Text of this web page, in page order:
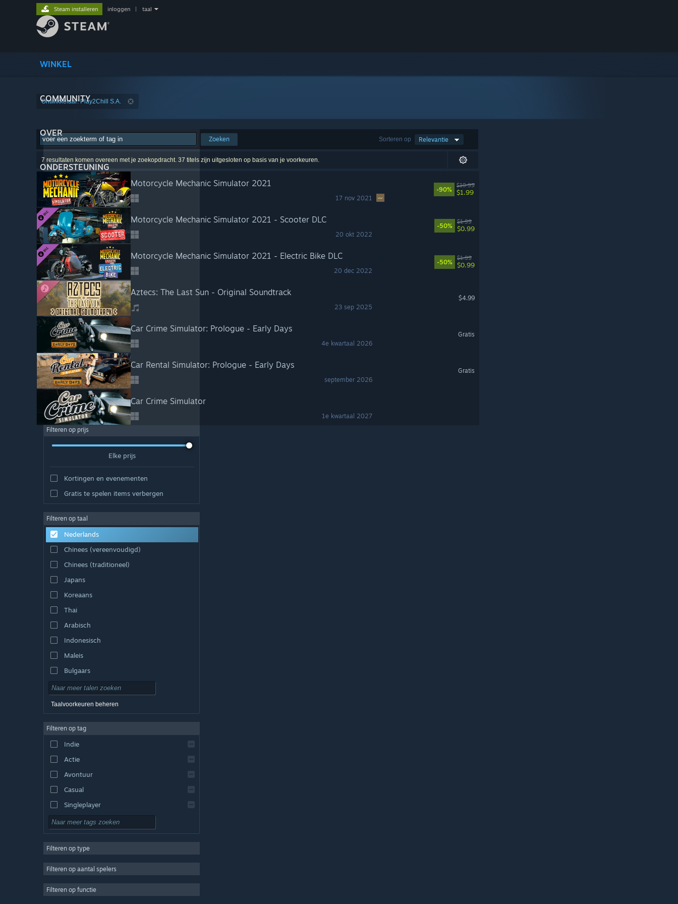
WINKEL
COMMUNITY
OVER
ONDERSTEUNING
Steam installeren inloggen taal
Ontwikkelaar: Play2Chill S.A.
Sorteren op Relevantie
Zoeken
7 resultaten komen overeen met je zoekopdracht. 37 titels zijn uitgesloten op basis van je voorkeuren.
Motorcycle Mechanic Simulator 2021
17 nov 2021
-90%
$19.99
$1.99
Motorcycle Mechanic Simulator 2021 - Scooter DLC
20 okt 2022
-50%
$1.99
$0.99
Motorcycle Mechanic Simulator 2021 - Electric Bike DLC
20 dec 2022
-50%
$1.99
$0.99
Aztecs: The Last Sun - Original Soundtrack
23 sep 2025
$4.99
Car Crime Simulator: Prologue - Early Days
4e kwartaal 2026
Gratis
Car Rental Simulator: Prologue - Early Days
september 2026
Gratis
Car Crime Simulator
1e kwartaal 2027
Filteren op prijs
Elke prijs
Kortingen en evenementen
Gratis te spelen items verbergen
Filteren op taal
Nederlands
Chinees (vereenvoudigd)
Chinees (traditioneel)
Japans
Koreaans
Thai
Arabisch
Indonesisch
Maleis
Bulgaars
Tsjechisch
Deens
Engels
Spaans - Spanje
Spaans - Latijns-Amerika
Taalvoorkeuren beheren
Filteren op tag
Indie
Actie
Avontuur
Casual
Singleplayer
Sim
Strategie
3D
Filteren op type
Filteren op aantal spelers
Filteren op functie